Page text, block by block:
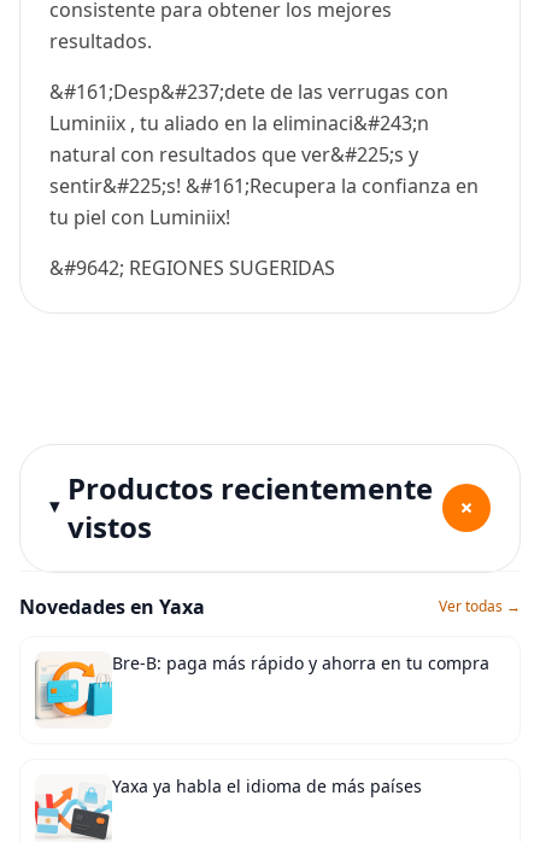
consistente para obtener los mejores
resultados.
&#161;Desp&#237;dete de las verrugas con
Luminiix , tu aliado en la eliminaci&#243;n
natural con resultados que ver&#225;s y
sentir&#225;s! &#161;Recupera la confianza en
tu piel con Luminiix!
&#9642; REGIONES SUGERIDAS
Productos recientemente
vistos
+
Novedades en Yaxa Ver todas →
Bre-B: paga más rápido y ahorra en tu compra
Yaxa ya habla el idioma de más países